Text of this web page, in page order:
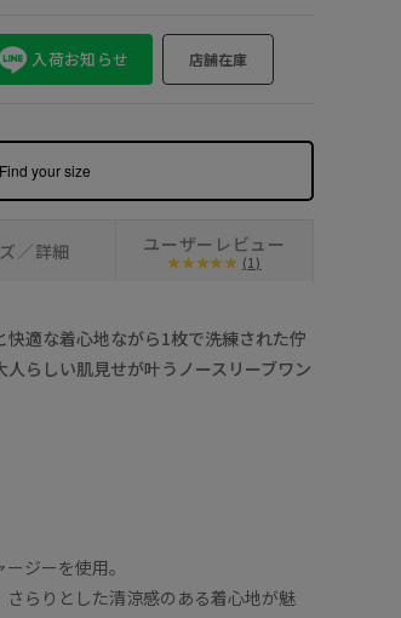
入荷お知らせ 店舗在庫
Find your size
／詳細 ユーザーレビュー
(1)
快適な着心地ながら1枚で洗練された佇
らしい肌見せが叶うノースリーブワン
ジーを使用。
らりとした清涼感のある着心地が魅